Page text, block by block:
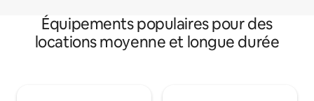
Équipements populaires pour des
locations moyenne et longue durée